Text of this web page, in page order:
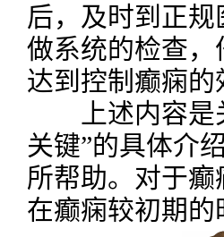
后，及时到正
做系统的检查
达到控制癫痫的
上述内容是关
关键”的具体介
所帮助。对于
在癫痫较初期